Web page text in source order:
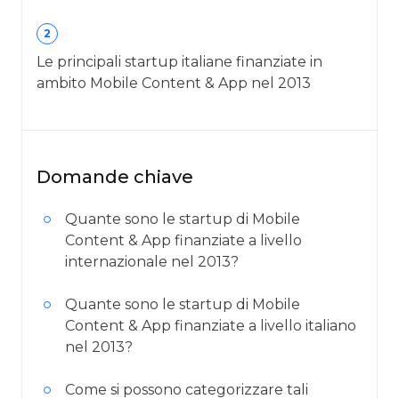
2
Le principali startup italiane finanziate in
ambito Mobile Content & App nel 2013
Domande chiave
Quante sono le startup di Mobile
Content & App finanziate a livello
internazionale nel 2013?
Quante sono le startup di Mobile
Content & App finanziate a livello italiano
nel 2013?
Come si possono categorizzare tali